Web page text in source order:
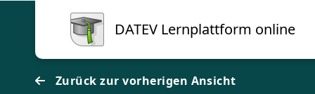
DATEV Lernplattform online
Zurück zur vorherigen Ansicht